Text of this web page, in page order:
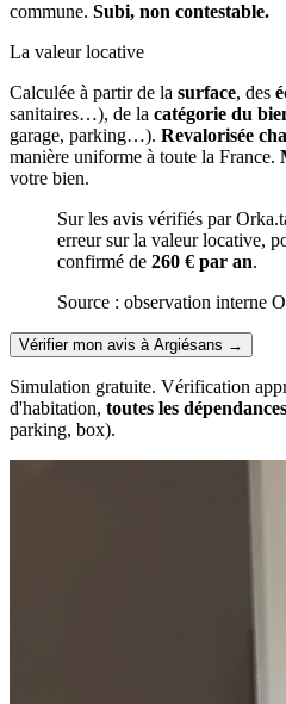
commune. Subi, non contestable.
La valeur locative
Calculée à partir de la surface, des
sanitaires…), de la catégorie du
garage, parking…). Revalorisée
manière uniforme à toute la France.
votre bien.
Sur les avis vérifiés par
erreur sur la valeur locative,
confirmé de 260 € par an.
Source : observation interne
Vérifier mon avis à Argiésans →
Simulation gratuite. Vérification
d'habitation, toutes les
parking, box).